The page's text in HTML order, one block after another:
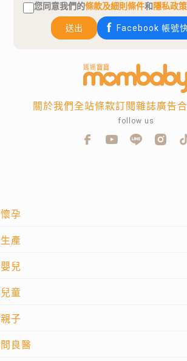
您同意我們的條款及細則條件和隱私政策
送出 Facebook 帳號
懷孕
生產
嬰兒
兒童
親子
問良醫
關於我們全站條款訂閱雜誌廣告
follow us